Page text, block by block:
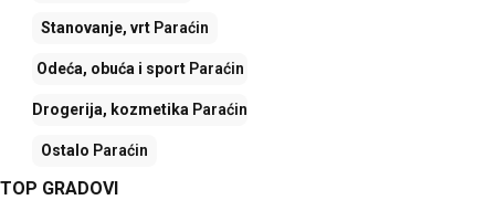
Stanovanje, vrt Paraćin
Odeća, obuća i sportParaćin
Drogerija, kozmetika Paraćin
Ostalo Paraćin
TOP GRADOVI